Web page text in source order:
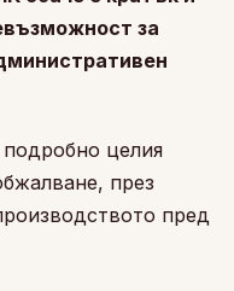
за
целия
през
пред